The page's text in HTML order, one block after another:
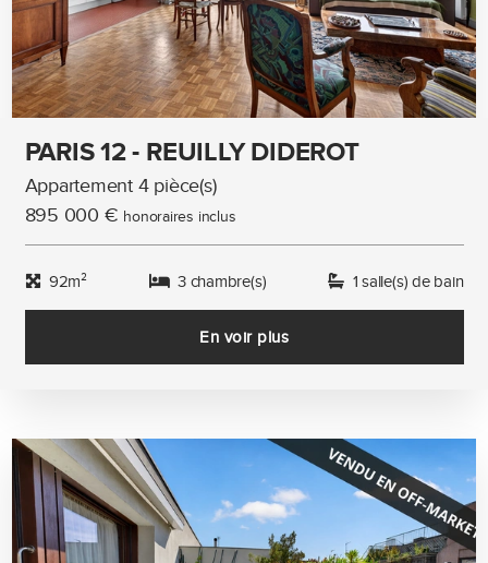
PARIS 12 - REUILLY DIDEROT
Appartement 4 pièce(s)
895 000 € honoraires inclus
92m² 3 chambre(s) 1 salle(s) de bain
En voir plus